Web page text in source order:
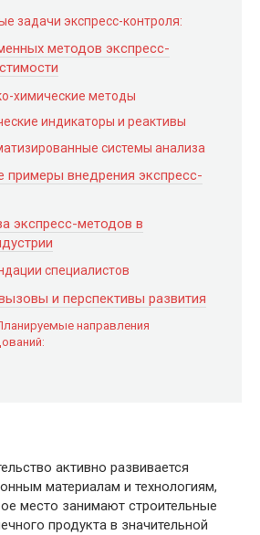
задачи экспресс-контроля:
методов экспресс-
химические методы
индикаторы и реактивы
системы анализа
примеры внедрения экспресс-
экспресс-методов в
специалистов
и перспективы развития
направления
активно развивается
материалам и технологиям,
место занимают строительные
продукта в значительной